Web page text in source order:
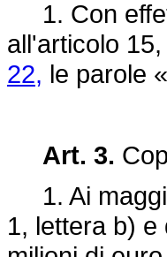
1. Con
all'articolo
22, le parole
Art. 3.
1. Ai
1, lettera b) e